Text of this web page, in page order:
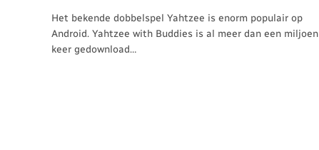
Het bekende dobbelspel Yahtzee is enorm populair op
Android. Yahtzee with Buddies is al meer dan een miljoen
keer gedownload…